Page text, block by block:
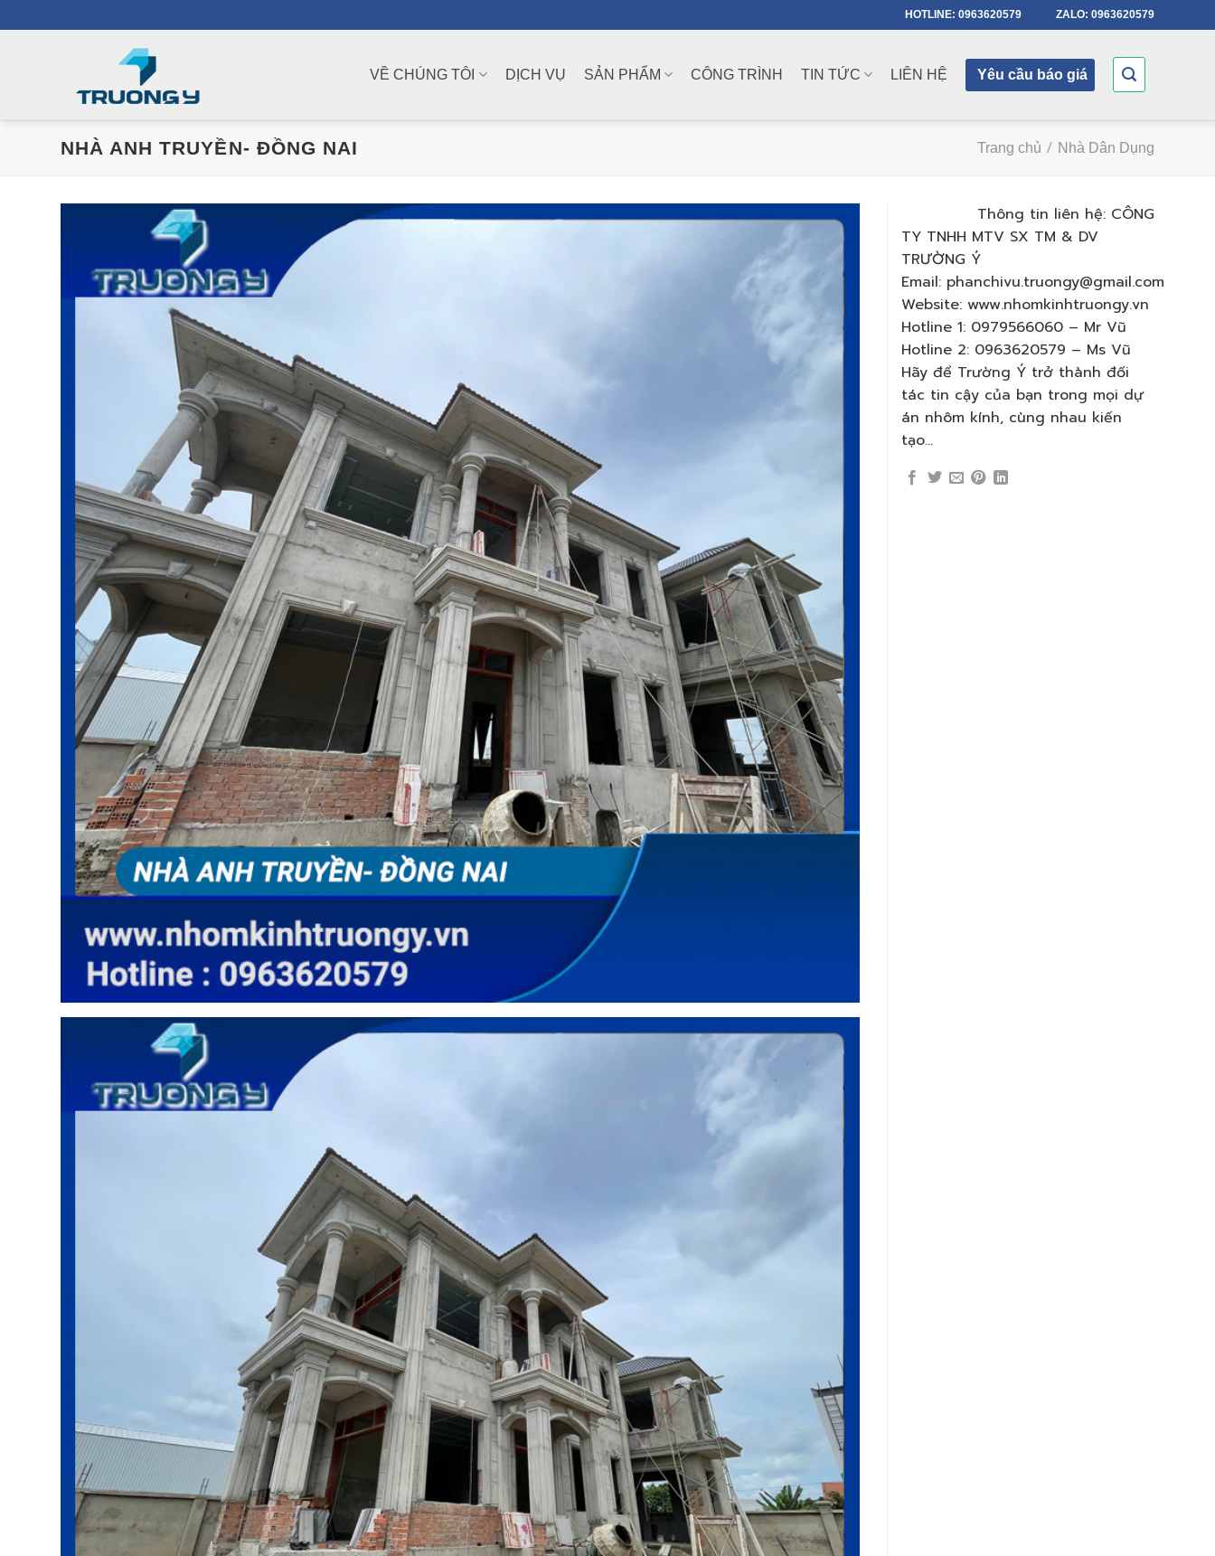
đến
HOTLINE: 0963620579 ZALO: 0963620579
VỀ CHÚNG TÔI DỊCH VỤ SẢN PHẨM CÔNG TRÌNH TIN TỨC LIÊN HỆ Yêu cầu báo giá
NHÀ ANH TRUYỀN- ĐỒNG NAI Trang chủ / Nhà Dân Dụng
Thông tin liên hệ: CÔNG
TY TNHH MTV SX TM & DV
TRƯỜNG Ý
Email: phanchivu.truongy@gmail.com
Website: www.nhomkinhtruongy.vn
Hotline 1: 0979566060 – Mr Vũ
Hotline 2: 0963620579 – Ms Vũ
Hãy để Trường Ý trở thành đối
tác tin cậy của bạn trong mọi dự
án nhôm kính, cùng nhau kiến
tạo…